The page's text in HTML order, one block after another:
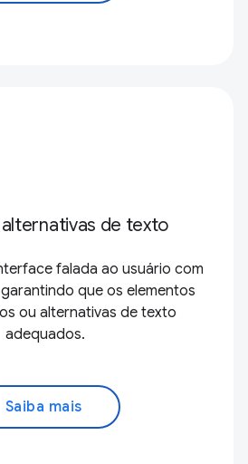
alternativas de texto
falada ao usuário com
que os elementos
ou alternativas de texto
adequados.
Saiba mais